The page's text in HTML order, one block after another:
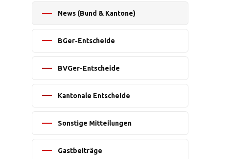
News (Bund & Kantone)
BGer-Entscheide
BVGer-Entscheide
Kantonale Entscheide
Sonstige Mitteilungen
Gastbeiträge